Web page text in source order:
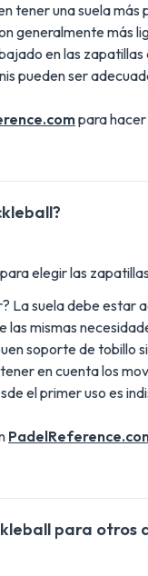
tener una suela
generalmente más
en las
pueden ser
para
elegir las
La suela debe estar
las mismas
soporte de tobillo
en cuenta los
el primer uso es
para otros